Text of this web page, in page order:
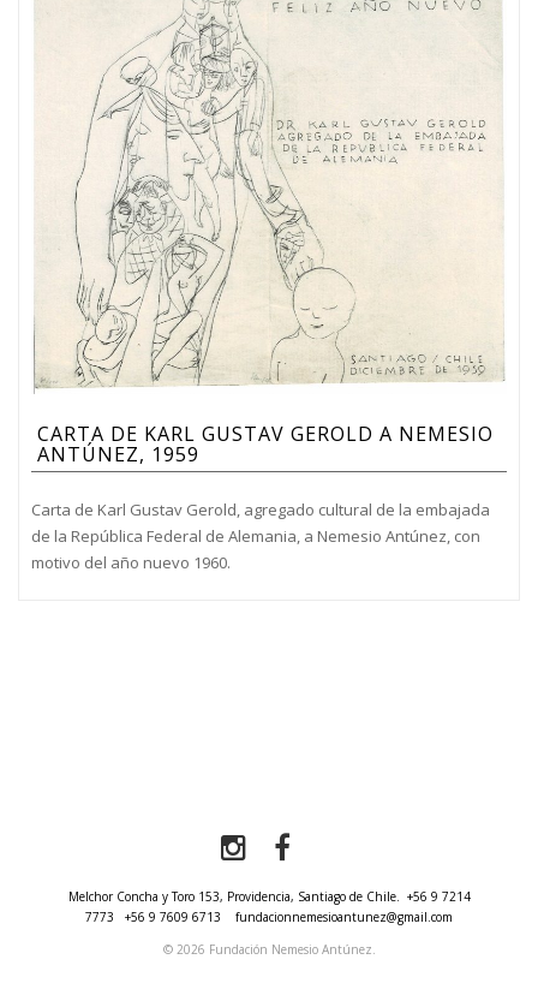
CARTA DE KARL GUSTAV GEROLD A NEMESIO
ANTÚNEZ, 1959
Carta de Karl Gustav Gerold, agregado cultural de la embajada
de la República Federal de Alemania, a Nemesio Antúnez, con
motivo del año nuevo 1960.
Melchor Concha y Toro 153, Providencia, Santiago de Chile. +56 9 7214
7773
+56 9 7609 6713
fundacionnemesioantunez@gmail.com
© 2026 Fundación Nemesio Antúnez.